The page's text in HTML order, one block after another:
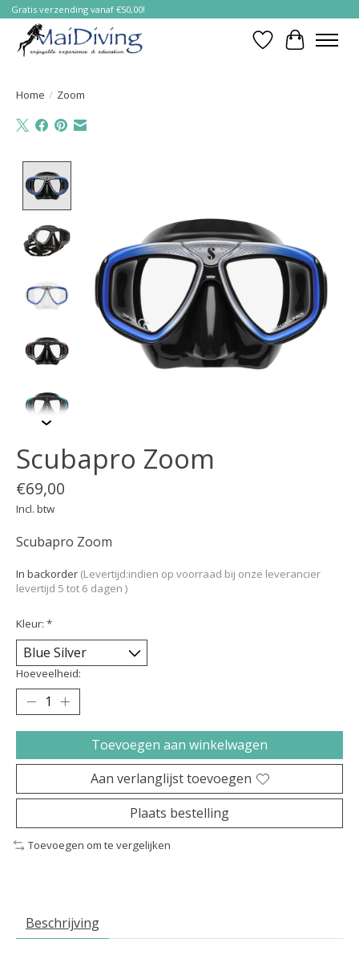
Gratis verzending vanaf €50,00!
Verlanglijst
Home / Zoom
Scubapro Zoom
€69,00
Incl. btw
Scubapro Zoom
In backorder (Levertijd:indien op voorraad bij onze leverancier
levertijd 5 tot 6 dagen )
Kleur: *
Hoeveelheid:
Toevoegen aan winkelwagen
Aan verlanglijst toevoegen
Plaats bestelling
Toevoegen om te vergelijken
Beschrijving